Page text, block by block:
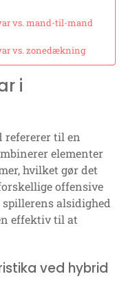
vs. mand-til-mand
vs. zonedækning
i
refererer til en
elementer
hvilket gør det
offensive
alsidighed
effektiv til at
ved hybrid